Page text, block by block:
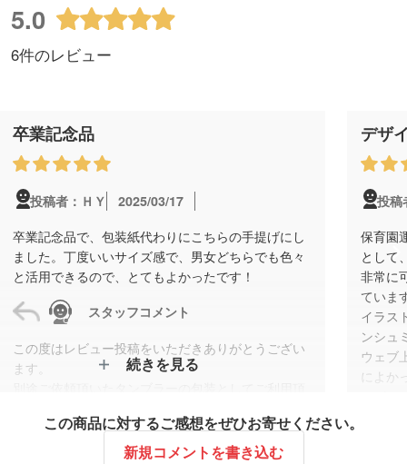
5.0
6件のレビュー
卒業記念品
投稿者：ＨＹ
2025/03/17
卒業記念品で、包装紙代わりにこちらの手提げにし
ました。丁度いいサイズ感で、男女どちらでも色々
と活用できるので、とてもよかったです！
スタッフコメント
この度はレビュー投稿をいただきありがとうござい
ます。
配布後も巾着として使用が出来て、とても素敵なセ
続きを見る
デザ
投稿
保育園
として
非常に
ていま
イラス
ンシュ
ウェブ
によか
この商品に対するご感想をぜひお寄せください。
新規コメントを書き込む